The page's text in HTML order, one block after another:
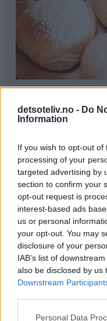
detsoteliv.no - Do
Information
If you wish to opt-out
processing of your
targeted advertising by
section to confirm your
opt-out request is
interest-based ads
us or personal
your opt-out. You may
disclosure of your
IAB’s list of
also be disclosed by us
Downstream
Personal Data
1 liter melk
250 g melis
100 g gjær
0,5 ts kardemomme
1,5 kg hvetemel
Pynt:
melisdryss
Fremgangsmåte
Kok opp melk, smør